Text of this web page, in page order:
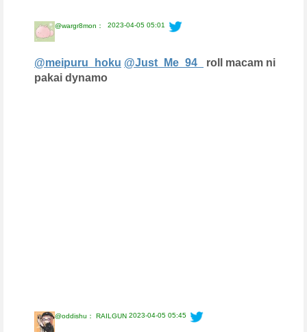
@wargr8mon： 2023-04-05 05:01
@meipuru_hoku @Just_Me_94_
roll macam ni
pakai dynamo
@oddishu： RAILGUN 2023-04-05 05:45